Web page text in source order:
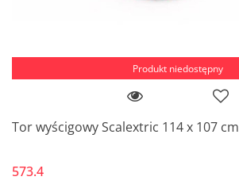
Produkt niedostępny
Tor wyścigowy Scalextric 114 x 107 cm
573.4